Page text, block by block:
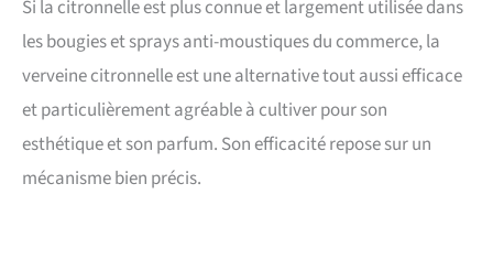
Si la citronnelle est plus connue et largement utilisée dans
les bougies et sprays anti-moustiques du commerce, la
verveine citronnelle est une alternative tout aussi efficace
et particulièrement agréable à cultiver pour son
esthétique et son parfum. Son efficacité repose sur un
mécanisme bien précis.